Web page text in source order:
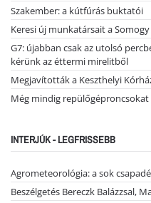
Szakember: a kútfúrás buktatói
Keresi új munkatársait a
G7: újabban csak az utolsó
kérünk az éttermi mirelitből
Megjavították a Keszthelyi
Még mindig repülőgéproncsokat
INTERJÚK - LEGFRISSEBB
Agrometeorológia: a sok
Beszélgetés Bereczk Balázzsal,